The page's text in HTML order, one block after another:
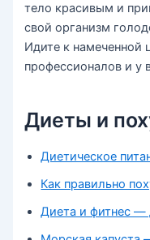
тело красивым и
свой организм
Идите к намеченной
профессионалов и у
Диеты и
Диетическое
Как правильно
Диета и фитнес —